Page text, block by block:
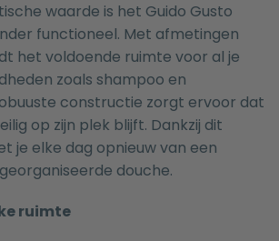
waarde is het Guido Gusto
functioneel. Met afmetingen
het voldoende ruimte voor al je
zoals shampoo en
constructie zorgt ervoor dat
op zijn plek blijft. Dankzij dit
je elke dag opnieuw van een
douche.
ruimte